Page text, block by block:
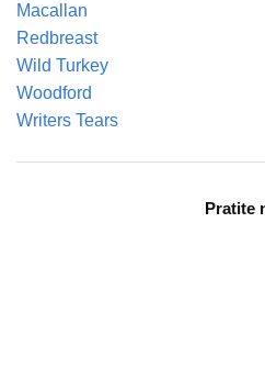
Macallan
Redbreast
Wild Turkey
Woodford
Writers Tears
Pratite